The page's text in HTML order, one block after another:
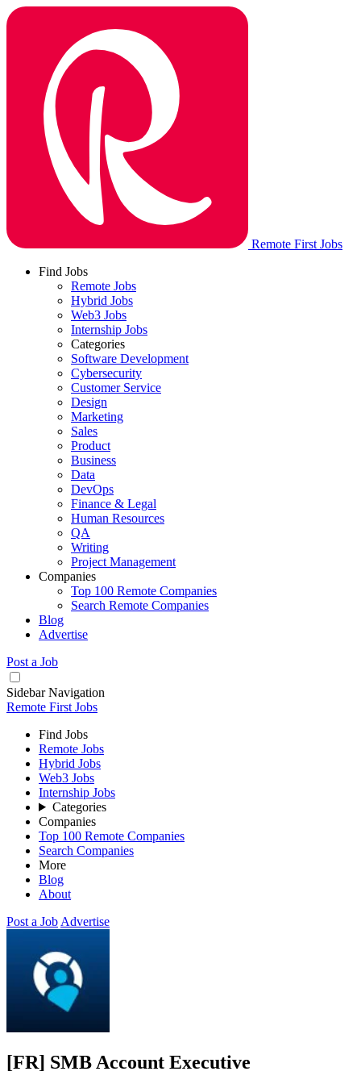
Remote First Jobs
Find Jobs
Remote Jobs
Hybrid Jobs
Web3 Jobs
Internship Jobs
Categories
Software Development
Cybersecurity
Customer Service
Design
Marketing
Sales
Product
Business
Data
DevOps
Finance & Legal
Human Resources
QA
Writing
Project Management
Companies
Top 100 Remote Companies
Search Remote Companies
Blog
Advertise
Post a Job
Sidebar Navigation
Remote First Jobs
Find Jobs
Remote Jobs
Hybrid Jobs
Web3 Jobs
Internship Jobs
Categories
Companies
Top 100 Remote Companies
Search Companies
More
Blog
About
Post a Job Advertise
[FR] SMB Account Executive